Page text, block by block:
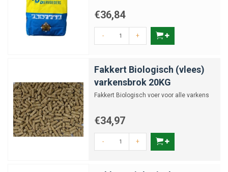
€36,84
- +
Fakkert Biologisch (vlees)
varkensbrok 20KG
Fakkert Biologisch voer voor alle varkens
€34,97
- +